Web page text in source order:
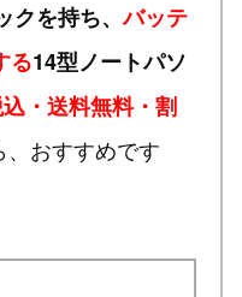
クを持ち、バッテ
る14型ノートパソ
・送料無料・割
、おすすめです